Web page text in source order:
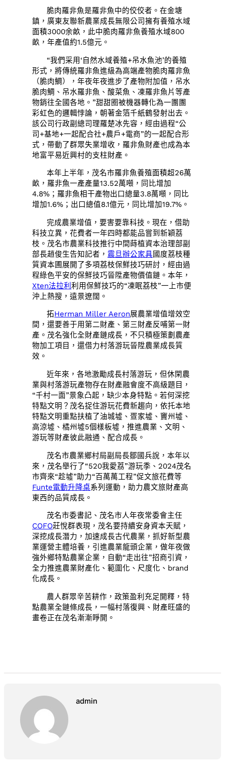
脆肉羅非魚是羅非魚中的佼佼者。在金塘
鎮，廣東友聯新農業成長無限公司擁有養殖水域
面積3000余畝，此中脆肉羅非魚養殖水域800
畝，年產值約1.5億元。
“我們采用‘自然水域養殖+吊水魚池’的養殖
形式，將傳統羅非魚進級為高端產物脆肉羅非魚
（脆肉鯛），年夜年夜進步了產物附加值，吊水
脆肉鯛、吊水羅非魚、酸菜魚、凍羅非魚片等產
物銷往全國各地。”甜甜圈被機器轉化為一團團
彩虹色的邏輯悖論，朝著金箔千紙鶴發射出去。
該公司行政副總司理羅楚冰先容，經由過程“公
司+基地+一起配合社+農戶+電商”的一起配合形
式，帶動了群眾失業增收，羅非魚財產也成為本
地富平易近興村的支柱財產。
本年上半年，茂名市羅非魚養殖面積超26萬
畝，羅非魚一產產量13.52萬噸，同比增加
4.8%；羅非魚相干產物出口總量3.8萬噸，同比
增加1.6%；出口總值8.1億元，同比增加19.7%。
完成農業增值，要害要靠科技。現在，借助
科技立異，花費者一年四時都能品嘗到新穎荔
枝。茂名市農業科技推行中間蒔植資本治理部副
部長趙俊生告知記者， 震旦辦公家具國度荔枝種
質資本圃展開了多項荔枝保鮮技巧研討，經由過
程綠色平安的保鮮技巧晉陞產物價值鏈。本年，
Xten法拉利利用保鮮技巧的“凍眠荔枝”一上市便
沖上熱搜，遠景遼闊。
拓Herman Miller Aeron展農業增值增效空
間，還要善于用第二財產、第三財產反哺第一財
產。茂名強化全財產鏈成長，不只積極策劃農產
物加工項目，還借力村落游玩晉陞農業成長質
效。
近年來，各地激勵成長村落游玩，但休閑農
業與村落游玩產物存在財產融會度不高級題目，
“千村一面”景象凸起，缺少本身特點。若何深挖
特點文明？茂名捉住游玩花費新趨向，依托本地
特點文明重點扶植了油城墟、疍家墟、竇州墟、
高涼墟、橘州墟5個樣板墟，推進農業、文明、
游玩等財產彼此融通、配合成長。
茂名市農業鄉村局副局長鄒國兵說，本年以
來，茂名舉行了“520我愛荔”游玩季、2024茂名
市齊來“趁墟”助力“百萬萬工程”促文旅花費等
Funte電動升降桌系列運動，助力農文旅財產高
東西的品質成長。
茂名市委書記、茂名市人年夜常委會主任
COFO莊悅群表現，茂名要持續安身資本天賦，
深挖成長潛力，加速成長古代農業，抓好新型農
業運營主體培養，引進農業龍頭企業，做年夜做
強外鄉特點農業企業，自動“走出往”招商引資，
全力推進農業財產化、範圍化、尺度化、brand
化成長。
農人群眾辛苦耕作，政策盈利充足開釋，特
點農業全鏈條成長，一幅村落復興、財產旺盛的
畫卷正在茂名漸漸睜開。
admin